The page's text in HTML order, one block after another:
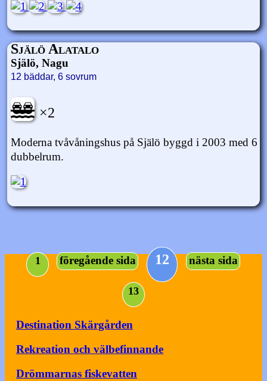
Själö Alatalo
Själö, Nagu
12 bäddar, 6 sovrum
×2
Moderna tvåvåningshus på Själö byggd i 2003 med 6
dubbelrum.
1 föregående sida 12 nästa sida
13
Destination Skärgården
Rekreation och välbefinnande
Drömmarnas fiskevatten